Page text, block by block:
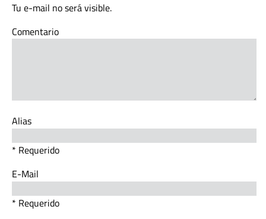
Tu e-mail no será visible.
Comentario
Alias
* Requerido
E-Mail
* Requerido